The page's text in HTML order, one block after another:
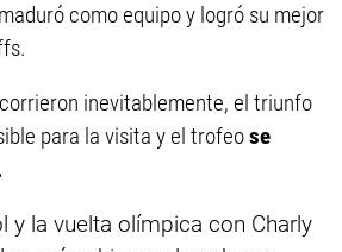
como equipo y logró su mejor
inevitablemente, el triunfo
para la visita y el trofeose